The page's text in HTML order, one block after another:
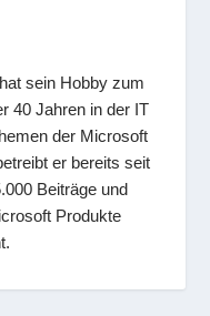
sein Hobby zum
40 Jahren in der IT
der Microsoft
er bereits seit
Beiträge und
Produkte